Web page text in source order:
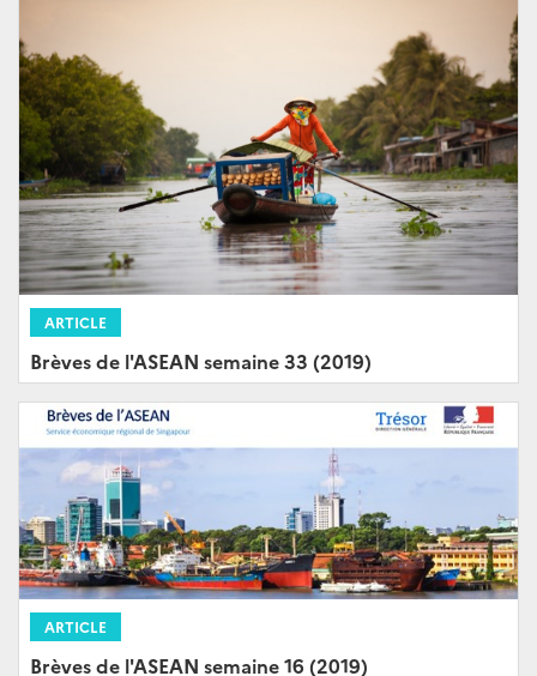
ARTICLE
Brèves de l'ASEAN semaine 33 (2019)
ARTICLE
Brèves de l'ASEAN semaine 16 (2019)